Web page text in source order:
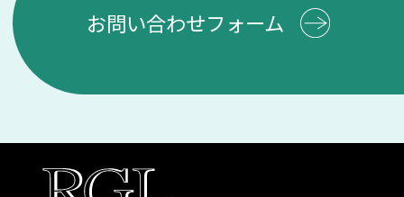
お問い合わせフォーム